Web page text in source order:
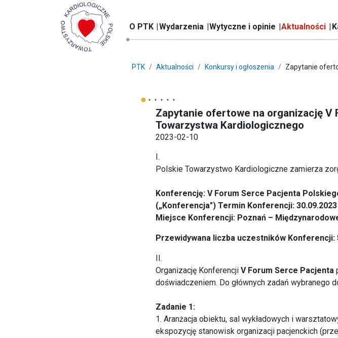
O PTK Wydarzenia Wytyczne i opinie Aktualności
PTK Aktualności Konkursy i ogłoszenia Zapytanie
Zapytanie ofertowe na organizację V
Towarzystwa Kardiologicznego
2023-02-10
I.
Polskie Towarzystwo Kardiologiczne zamierza
Konferencję: V Forum Serce Pacjenta
(„Konferencja") Termin Konferencji: 30.09.2023
Miejsce Konferencji: Poznań –
Przewidywana liczba uczestników Konferencji:
II.
Organizację Konferencji V Forum Serce Pacjenta
doświadczeniem. Do głównych zadań wybranego
Zadanie 1:
1. Aranżacja obiektu, sal wykładowych i
ekspozycję stanowisk organizacji pacjenckich